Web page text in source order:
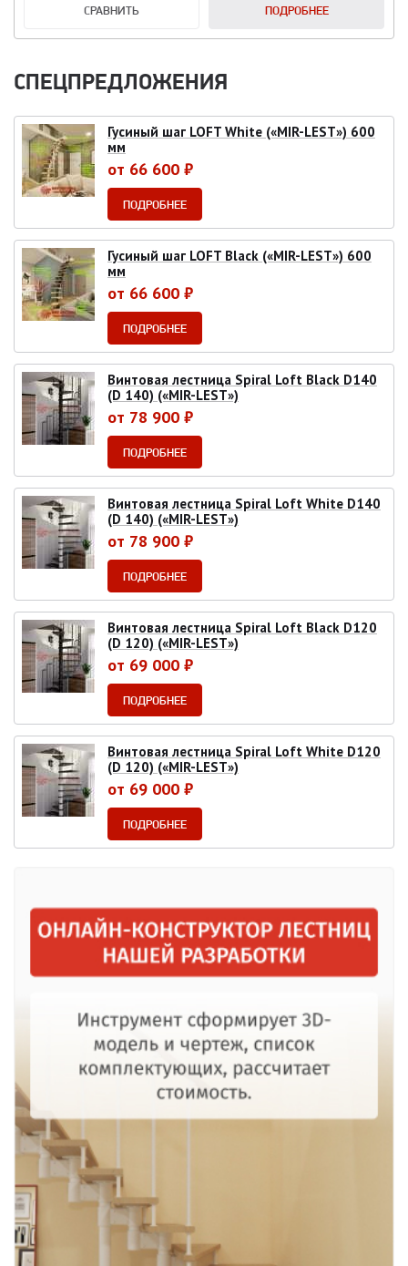
СРАВНИТЬ ПОДРОБНЕЕ
СПЕЦПРЕДЛОЖЕНИЯ
Гусиный шаг LOFT White («MIR-LEST») 600
мм
от 66 600 ₽
ПОДРОБНЕЕ
Гусиный шаг LOFT Black («MIR-LEST») 600
мм
от 66 600 ₽
ПОДРОБНЕЕ
Винтовая лестница Spiral Loft Black D140
(D 140) («MIR-LEST»)
от 78 900 ₽
ПОДРОБНЕЕ
Винтовая лестница Spiral Loft White D140
(D 140) («MIR-LEST»)
от 78 900 ₽
ПОДРОБНЕЕ
Винтовая лестница Spiral Loft Black D120
(D 120) («MIR-LEST»)
от 69 000 ₽
ПОДРОБНЕЕ
Винтовая лестница Spiral Loft White D120
(D 120) («MIR-LEST»)
от 69 000 ₽
ПОДРОБНЕЕ